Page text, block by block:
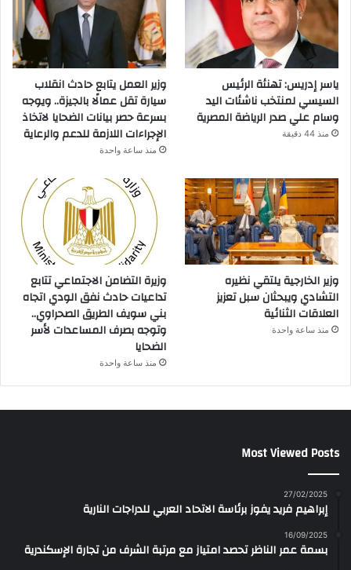
ياسر إدريس: تهنئة الرئيس
السيسي لمنتخب ناشئات اليد
وسام علي صدر الرياضة المصرية
منذ 44 دقيقة
وزير العمل يتابع حادث انقلاب
سيارة تقل عمالًا بالجيزة.. ويوجه
بسرعة حصر بيانات الضحايا لاتخاذ
الإجراءات اللازمة للدعم والرعاية
منذ ساعة واحدة
وزير الخارجية يلتقي نظيره
التشادي ويبحثان سبل تعزيز
العلاقات الثنائية
منذ ساعة واحدة
وزيرة التضامن الاجتماعي تتابع
تداعيات حادث نفق الودي اتجاه
بني سويف الطريق الصحراوي..
وتوجه بصرف المساعدات لأسر
الضحايا
منذ ساعة واحدة
Most Viewed Posts
27/02/2025
إبراهيم فريد يفوز برئاسة الاتحاد العربي للدراجات النارية
16/09/2025
بسمة عمر الناظر تحصد امتياز مع مرتبة الشرف من تجارة الإسكندرية